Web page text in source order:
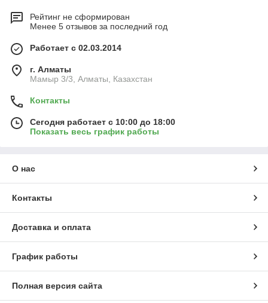
Рейтинг не сформирован
Менее 5 отзывов за последний год
Работает с 02.03.2014
г. Алматы
Мамыр 3/3, Алматы, Казахстан
Контакты
Сегодня работает с 10:00 до 18:00
Показать весь график работы
О нас
Контакты
Доставка и оплата
График работы
Полная версия сайта